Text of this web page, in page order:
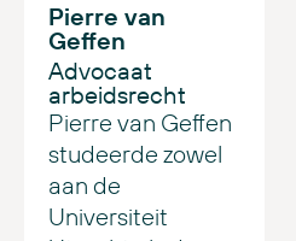
Pierre van
Geffen
Advocaat
arbeidsrecht
Pierre van Geffen
studeerde zowel
aan de
Universiteit